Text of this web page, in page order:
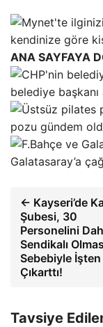
ANA SAYFAYA
belediye başkanı
pozu gündem
Galatasaray’a
← Kayseri’de
Şubesi, 30
Personelini
Sendikalı
Sebebiyle İşten
Çıkarttı!
Tavsiye